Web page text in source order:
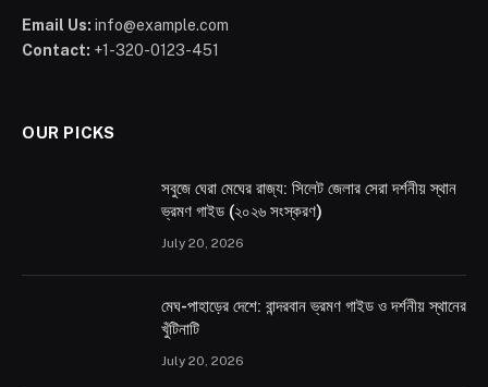
Email Us: info@example.com
Contact: +1-320-0123-451
OUR PICKS
সবুজে ঘেরা মেঘের রাজ্য: সিলেট জেলার সেরা দর্শনীয় স্থান
ভ্রমণ গাইড (২০২৬ সংস্করণ)
July 20, 2026
মেঘ-পাহাড়ের দেশে: বান্দরবান ভ্রমণ গাইড ও দর্শনীয় স্থানের
খুঁটিনাটি
July 20, 2026